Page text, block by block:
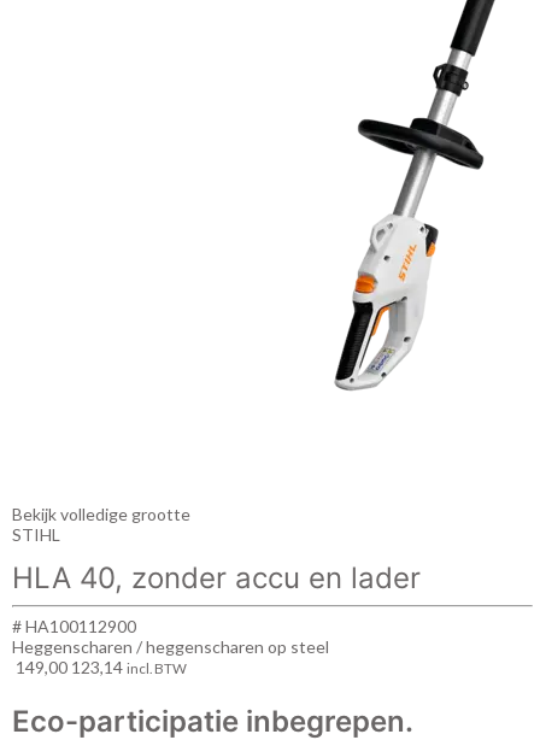
Bekijk volledige grootte
STIHL
HLA 40, zonder accu en lader
# HA100112900
Heggenscharen / heggenscharen op steel
149,00 123,14 incl. BTW
Eco-participatie inbegrepen.